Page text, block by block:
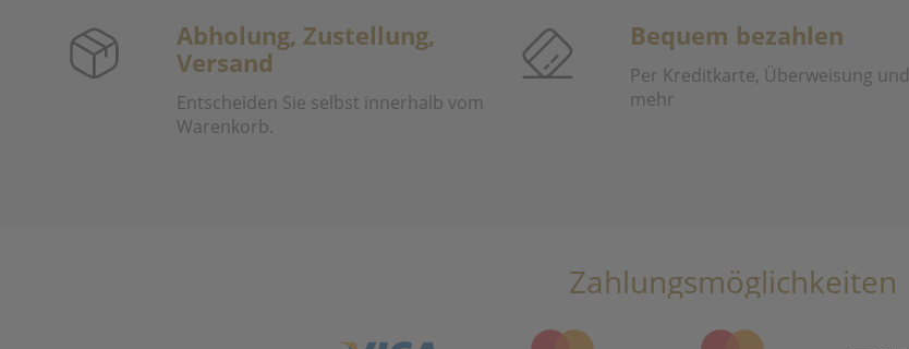
Abholung, Zustellung,
Versand
Entscheiden Sie selbst innerhalb vom
Warenkorb.
Bequem bezahlen
Per Kreditkarte, Überweisung und
mehr
Zahlungsmöglichkeiten